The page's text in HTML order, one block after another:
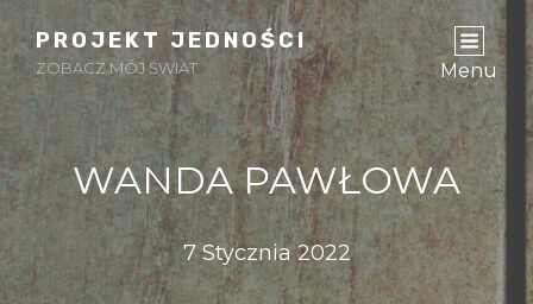
PROJEKT JEDNOŚCI
ZOBACZ MÓJ ŚWIAT Menu
WANDA PAWŁOWA
7 Stycznia 2022